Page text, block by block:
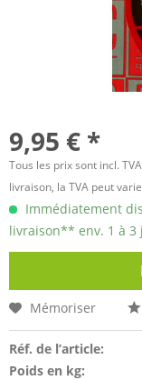
9,95 € *
Tous les prix sont incl.
livraison, la TVA peut
Immédiatement
livraison** env. 1 à 3
Mémoriser
Réf. de l’article:
Poids en kg: